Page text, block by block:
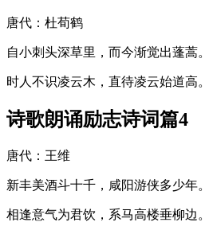
唐代：杜荀鹤
自小刺头深草里，而今渐觉出蓬蒿。
时人不识凌云木，直待凌云始道高。
诗歌朗诵励志诗词篇4
唐代：王维
新丰美酒斗十千，咸阳游侠多少年。
相逢意气为君饮，系马高楼垂柳边。